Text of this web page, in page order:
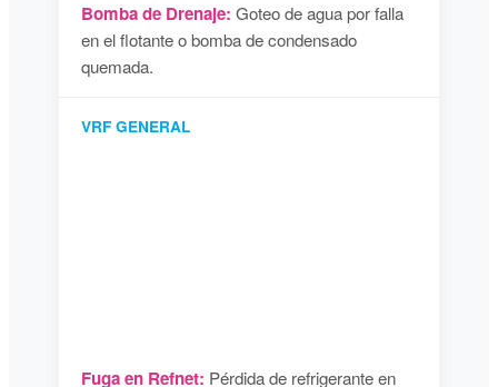
Bomba de Drenaje: Goteo de agua por falla
en el flotante o bomba de condensado
quemada.
VRF GENERAL
Fuga en Refnet: Pérdida de refrigerante en